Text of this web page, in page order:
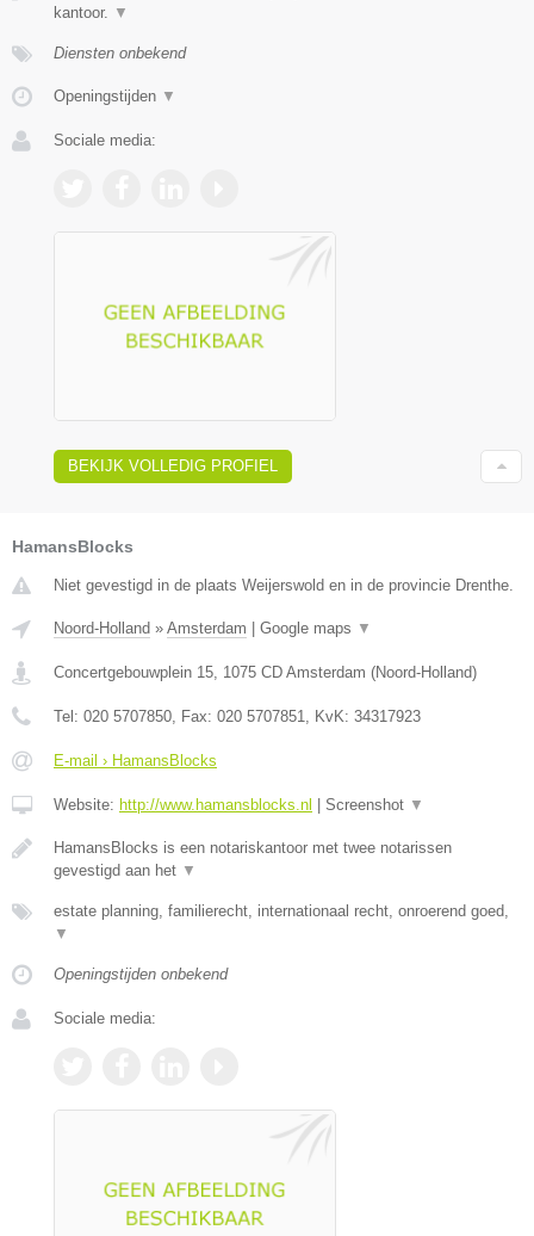
kantoor.
▼
Diensten onbekend
Openingstijden ▼
Sociale media:
BEKIJK VOLLEDIG PROFIEL
HamansBlocks
Niet gevestigd in de plaats Weijerswold en in de provincie Drenthe.
Noord-Holland » Amsterdam | Google maps ▼
Concertgebouwplein 15 1075 CD Amsterdam (Noord-Holland)
Tel: 020 5707850 , Fax: 020 5707851 , KvK: 34317923
E-mail › HamansBlocks
Website: http://www.hamansblocks.nl | Screenshot ▼
HamansBlocks is een notariskantoor met twee notarissen
gevestigd aan het ▼
estate planning, familierecht, internationaal recht, onroerend goed,
▼
Openingstijden onbekend
Sociale media: